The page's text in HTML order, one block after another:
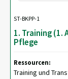
ST-BKPP-1
1. Training (1.
Pflege
Ressourcen:
Training und